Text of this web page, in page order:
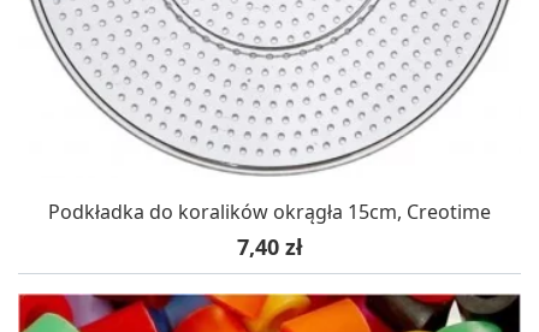
Podkładka do koralików okrągła 15cm, Creotime
Cena
7,40 zł